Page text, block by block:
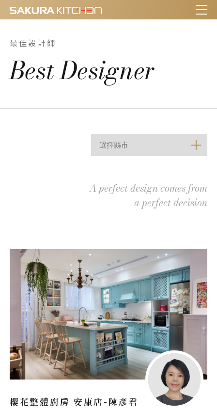
最佳設計師
Best Designer
A perfect design comes from
a perfect decision
櫻花整體廚房 安康店-陳彥君